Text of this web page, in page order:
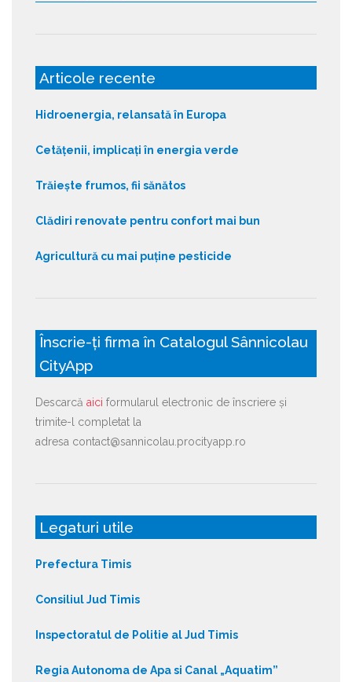
Articole recente
Hidroenergia, relansată în Europa
Cetățenii, implicați în energia verde
Trăiește frumos, fii sănătos
Clădiri renovate pentru confort mai bun
Agricultură cu mai puține pesticide
Înscrie-ți firma în Catalogul Sânnicolau
CityApp
Descarcă aici formularul electronic de înscriere și
trimite-l completat la
adresa contact@sannicolau.procityapp.ro
Legaturi utile
Prefectura Timis
Consiliul Jud Timis
Inspectoratul de Politie al Jud Timis
Regia Autonoma de Apa si Canal „Aquatim”